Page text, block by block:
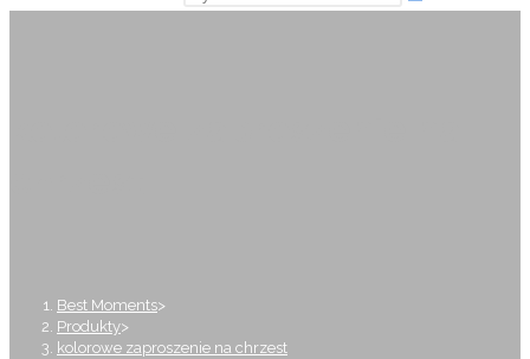
Best Moments>
Produkty>
kolorowe zaproszenie na chrzest